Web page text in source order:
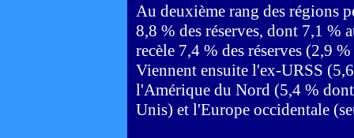
Au deuxième rang des régions
8,8 % des réserves, dont 7,1 %
recèle 7,4 % des réserves (2,9
Viennent ensuite l'ex-URSS
l'Amérique du Nord (5,4 %
Unis) et l'Europe occidentale